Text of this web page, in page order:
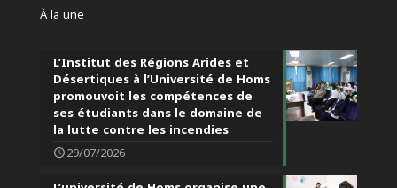
À la une
L’Institut des Régions Arides et
Désertiques à l’Université de Homs
promouvoit les compétences de
ses étudiants dans le domaine de
la lutte contre les incendies
29/07/2026